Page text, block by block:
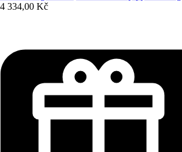
4 334,00 Kč